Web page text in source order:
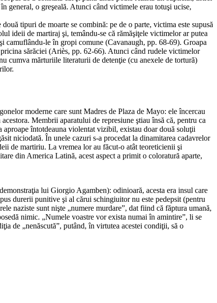
general, o greşeală. Atunci când victimele erau totuşi ucise,
tipuri de moarte se combină: pe de o parte, victima este supusă
ideii de martiraj şi, temându-se că rămăşiţele victimelor ar putea
le în gropi comune (Cavanaugh, pp. 68-69). Groapa
sărăciei (Ariès, pp. 62-66). Atunci când rudele victimelor
cumva mărturiile literaturii de detenţie (cu anexele de tortură)
moderne care sunt Madres de Plaza de Mayo: ele încercau
Membrii aparatului de represiune ştiau însă că, pentru ca
întotdeauna violentat vizibil, existau doar două soluţii
niciodată. În unele cazuri s-a procedat la dinamitarea cadavrelor
de martiriu. La vremea lor au făcut-o atât teoreticienii şi
din America Latină, acest aspect a primit o coloratură aparte,
lui Giorgio Agamben): odinioară, acesta era insul care
durerii punitive şi al cărui schingiuitor nu este pedepsit (pentru
naziste sunt nişte „numere murdare”, dat fiind că făptura umană,
nimic. „Numele voastre vor exista numai în amintire”, li se
de „nenăscută”, putând, în virtutea acestei condiţii, să o